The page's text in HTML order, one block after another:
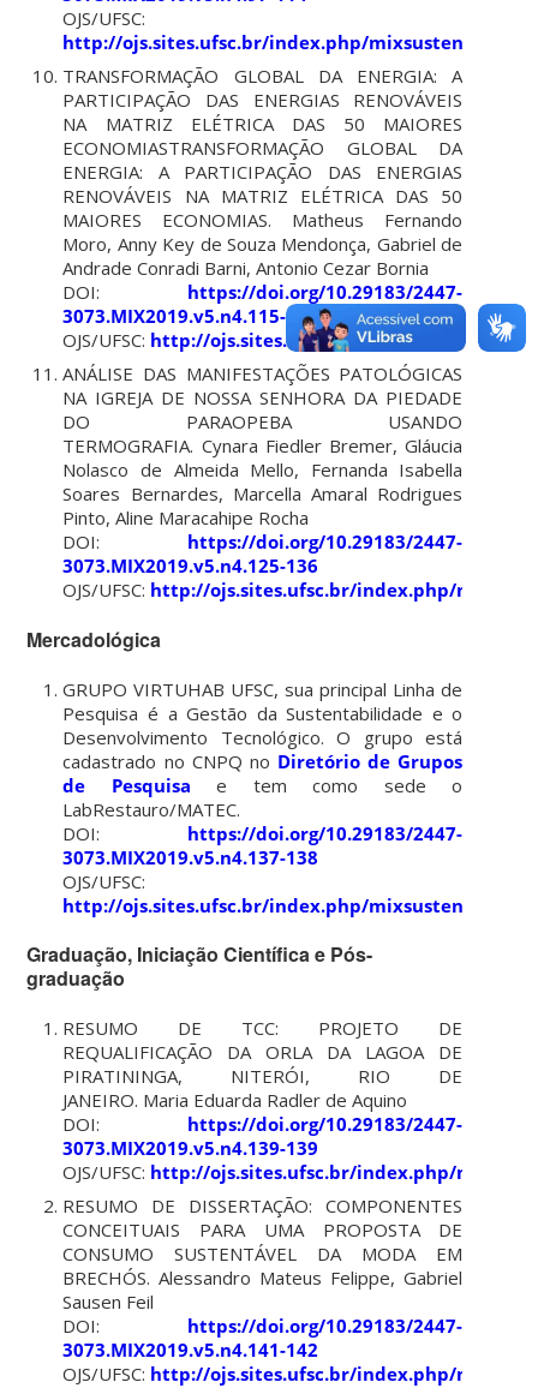
OJS/UFSC:
http://ojs.sites.ufsc.br/index.php/mixsustentavel/
TRANSFORMAÇÃO GLOBAL DA ENERGIA: A
PARTICIPAÇÃO DAS ENERGIAS RENOVÁVEIS
NA MATRIZ ELÉTRICA DAS 50 MAIORES
ECONOMIASTRANSFORMAÇÃO GLOBAL DA
ENERGIA: A PARTICIPAÇÃO DAS ENERGIAS
RENOVÁVEIS NA MATRIZ ELÉTRICA DAS 50
MAIORES ECONOMIAS. Matheus Fernando
Moro, Anny Key de Souza Mendonça, Gabriel de
Andrade Conradi Barni, Antonio Cezar Bornia
DOI: https://doi.org/10.29183/2447-
3073.MIX2019.v5.n4.115-123
OJS/UFSC: http://ojs.sites.ufsc.br/index.php/
ANÁLISE DAS MANIFESTAÇÕES PATOLÓGICAS
NA IGREJA DE NOSSA SENHORA DA PIEDADE
DO PARAOPEBA USANDO
TERMOGRAFIA. Cynara Fiedler Bremer, Gláucia
Nolasco de Almeida Mello, Fernanda Isabella
Soares Bernardes, Marcella Amaral Rodrigues
Pinto, Aline Maracahipe Rocha
DOI: https://doi.org/10.29183/2447-
3073.MIX2019.v5.n4.125-136
OJS/UFSC: http://ojs.sites.ufsc.br/index.php/
Mercadológica
GRUPO VIRTUHAB UFSC, sua principal Linha de
Pesquisa é a Gestão da Sustentabilidade e o
Desenvolvimento Tecnológico. O grupo está
cadastrado no CNPQ no Diretório de Grupos
de Pesquisa e tem como sede o
LabRestauro/MATEC.
DOI: https://doi.org/10.29183/2447-
3073.MIX2019.v5.n4.137-138
OJS/UFSC:
http://ojs.sites.ufsc.br/index.php/mixsustentavel/
Graduação, Iniciação Científica e Pós-
graduação
RESUMO DE TCC: PROJETO DE
REQUALIFICAÇÃO DA ORLA DA LAGOA DE
PIRATININGA, NITERÓI, RIO DE
JANEIRO. Maria Eduarda Radler de Aquino
DOI: https://doi.org/10.29183/2447-
3073.MIX2019.v5.n4.139-139
OJS/UFSC: http://ojs.sites.ufsc.br/index.php/
RESUMO DE DISSERTAÇÃO: COMPONENTES
CONCEITUAIS PARA UMA PROPOSTA DE
CONSUMO SUSTENTÁVEL DA MODA EM
BRECHÓS. Alessandro Mateus Felippe, Gabriel
Sausen Feil
DOI: https://doi.org/10.29183/2447-
3073.MIX2019.v5.n4.141-142
OJS/UFSC: http://ojs.sites.ufsc.br/index.php/